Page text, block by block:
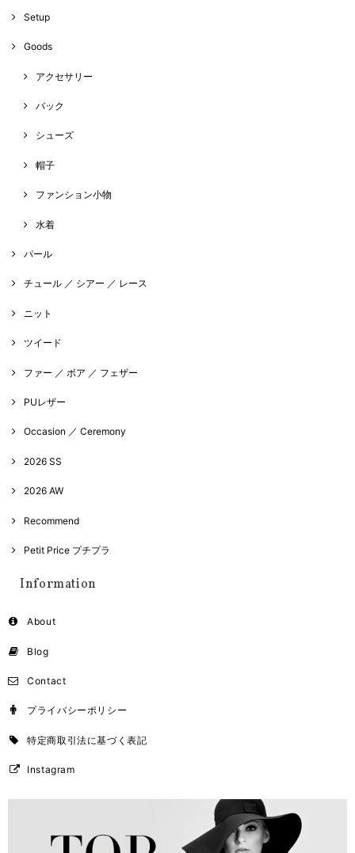
Setup
Goods
アクセサリー
バック
シューズ
帽子
ファンション小物
水着
パール
チュール ／ シアー ／ レース
ニット
ツイード
ファー ／ ボア ／ フェザー
PUレザー
Occasion ／ Ceremony
2026 SS
2026 AW
Recommend
Petit Price プチプラ
Information
About
Blog
Contact
プライバシーポリシー
特定商取引法に基づく表記
Instagram